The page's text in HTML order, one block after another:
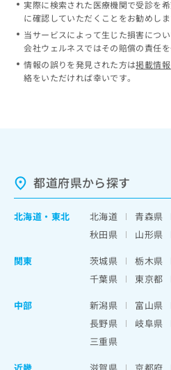
実際に検索された医療機関で受診を
に確認していただくことをお勧めしま
当サービスによって生じた損害につ
会社ウェルネスではその賠償の責任
情報の誤りを発見された方は掲載情
絡をいただければ幸いです。
都道府県から探す
北海道 ・ 東北 北海道 青森県
秋田県
山形県
関東
茨城県 栃木県
千葉県
東京都
中部
新潟県 富山県
長野県
岐阜県
三重県
近畿
滋賀県 京都府